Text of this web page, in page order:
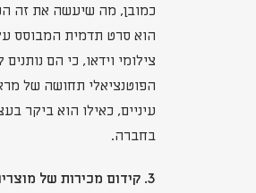
כמובן, מה שיעשה את זה
הוא סרט תדמית המבוסס
צילומי וידאו, כי הם
הפוטנציאלי תחושה של
עיניים, כאילו הוא ביקר
בחברה.
3. קידום מכירות של מוצרים-